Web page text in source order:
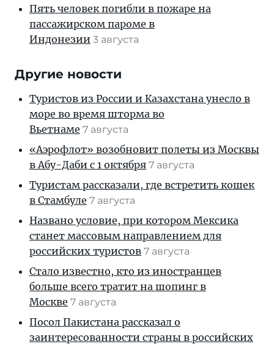
Пять человек погибли в пожаре на
пассажирском пароме в
Индонезии 3 августа
Другие новости
Туристов из России и Казахстана унесло в
море во время шторма во
Вьетнаме 7 августа
«Аэрофлот» возобновит полеты из Москвы
в Абу-Даби с 1 октября 7 августа
Туристам рассказали, где встретить кошек
в Стамбуле 7 августа
Названо условие, при котором Мексика
станет массовым направлением для
российских туристов 7 августа
Стало известно, кто из иностранцев
больше всего тратит на шопинг в
Москве 7 августа
Посол Пакистана рассказал о
заинтересованности страны в российских